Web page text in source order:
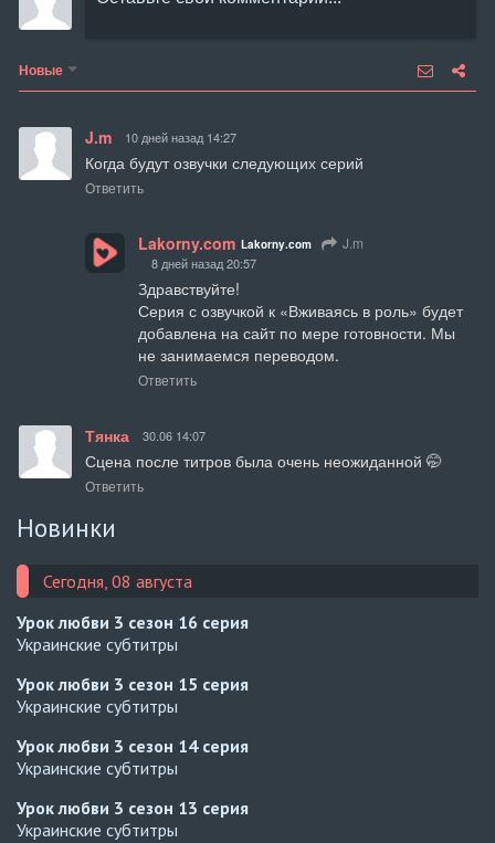
Новые
J.m 10 дней назад 14:27
Когда будут озвучки следующих серий
Ответить
Lakorny.com Lakorny.com J.m
8 дней назад 20:57
Здравствуйте!
Серия с озвучкой к «Вживаясь в роль» будет
добавлена на сайт по мере готовности. Мы
не занимаемся переводом.
Ответить
Тянка 30.06 14:07
Сцена после титров была очень неожиданной 🤭
Ответить
Новинки
Сегодня, 08 августа
Урок любви 3 сезон 16 серия
Украинские субтитры
Урок любви 3 сезон 15 серия
Украинские субтитры
Урок любви 3 сезон 14 серия
Украинские субтитры
Урок любви 3 сезон 13 серия
Украинские субтитры